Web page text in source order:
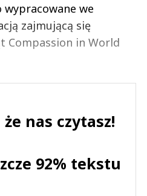
wypracowane we
zajmującą się
Compassion in World
nas czytasz!
92% tekstu